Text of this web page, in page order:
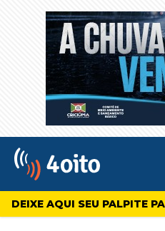
4oito
DEIXE AQUI SEU PALPITE